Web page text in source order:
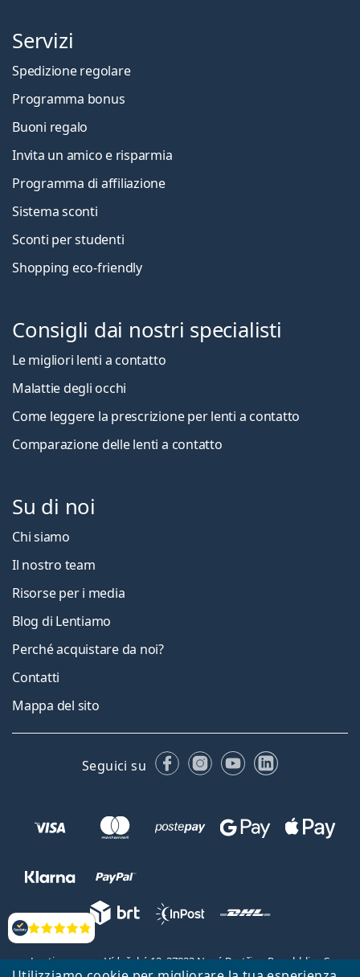
Valutazione
Servizi
Spedizione regolare
Programma bonus
Buoni regalo
Invita un amico e risparmia
Programma di affiliazione
Sistema sconti
Sconti per studenti
Shopping eco-friendly
Consigli dai nostri specialisti
Le migliori lenti a contatto
Malattie degli occhi
Come leggere la prescrizione per lenti a contatto
Comparazione delle lenti a contatto
Su di noi
Chi siamo
Il nostro team
Risorse per i media
Blog di Lentiamo
Perché acquistare da noi?
Contatti
Mappa del sito
Seguici su FacebookInstagram
YouTubeLinkedIn
Lentiamo s.r.o., Vídeňská 12, 37833 Nová Bystřice, Repubblica Ceca.